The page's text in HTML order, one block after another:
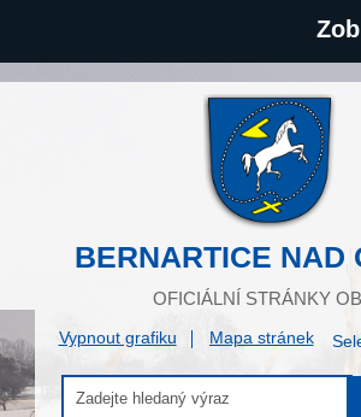
BERNARTICE NAD
OFICIÁLNÍ STRÁNKY
Vypnout grafiku Mapa stránek